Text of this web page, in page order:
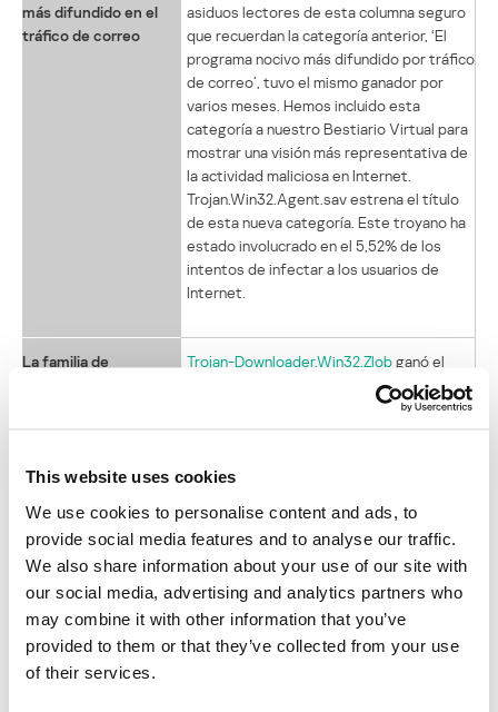
This website uses cookies
We use cookies to personalise content and ads, to
provide social media features and to analyse our traffic.
We also share information about your use of our site with
our social media, advertising and analytics partners who
may combine it with other information that you’ve
provided to them or that they’ve collected from your use
of their services.
más difundido en el
tráfico de correo
asiduos lectores de esta columna seguro
que recuerdan la categoría anterior, ‘El
programa nocivo más difundido por tráfico
de correo’, tuvo el mismo ganador por
varios meses. Hemos incluido esta
categoría a nuestro Bestiario Virtual para
mostrar una visión más representativa de
la actividad maliciosa en Internet.
Trojan.Win32.Agent.sav estrena el título
de esta nueva categoría. Este troyano ha
estado involucrado en el 5,52% de los
intentos de infectar a los usuarios de
Internet.
La familia de
Trojan-Downloader.Win32.Zlobganó el
título de este mes gracias a sus 1217
modificaciones, una cantidad pequeña
La familia de virus y
gusanos más
propagada
Worm.Win32.AutoRunotra vez aparece
triunfante con 126 nuevas modificaciones.